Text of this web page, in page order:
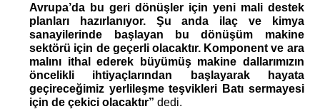
Avrupa’da bu geri dönüşler için yeni mali destek
planları hazırlanıyor. Şu anda ilaç ve kimya
sanayilerinde başlayan bu dönüşüm makine
sektörü için de geçerli olacaktır. Komponent ve ara
malını ithal ederek büyümüş makine dallarımızın
öncelikli ihtiyaçlarından başlayarak hayata
geçireceğimiz yerlileşme teşvikleri Batı sermayesi
için de çekici olacaktır” dedi.